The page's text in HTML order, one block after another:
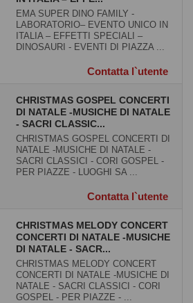
EMA SUPER DINO FAMILY -
LABORATORIO– EVENTO UNICO IN
ITALIA – EFFETTI SPECIALI –
DINOSAURI - EVENTI DI PIAZZA ...
Contatta l`utente
CHRISTMAS GOSPEL CONCERTI
DI NATALE -MUSICHE DI NATALE
- SACRI CLASSIC...
CHRISTMAS GOSPEL CONCERTI DI
NATALE -MUSICHE DI NATALE -
SACRI CLASSICI - CORI GOSPEL -
PER PIAZZE - LUOGHI SA ...
Contatta l`utente
CHRISTMAS MELODY CONCERT
CONCERTI DI NATALE -MUSICHE
DI NATALE - SACR...
CHRISTMAS MELODY CONCERT
CONCERTI DI NATALE -MUSICHE DI
NATALE - SACRI CLASSICI - CORI
GOSPEL - PER PIAZZE - ...